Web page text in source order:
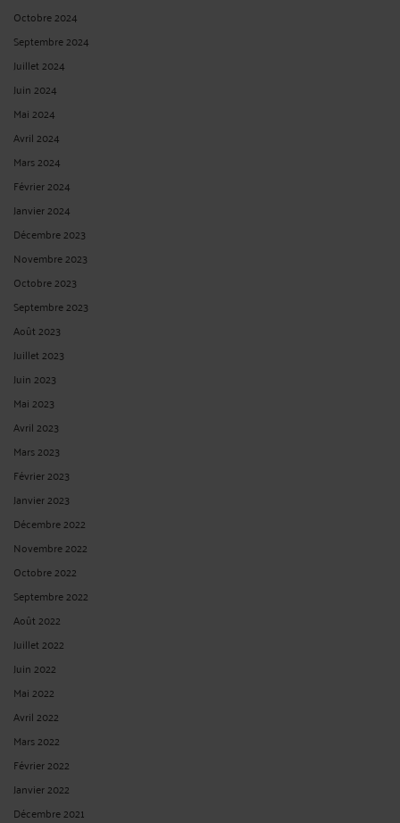
Octobre 2024
Septembre 2024
Juillet 2024
Juin 2024
Mai 2024
Avril 2024
Mars 2024
Février 2024
Janvier 2024
Décembre 2023
Novembre 2023
Octobre 2023
Septembre 2023
Août 2023
Juillet 2023
Juin 2023
Mai 2023
Avril 2023
Mars 2023
Février 2023
Janvier 2023
Décembre 2022
Novembre 2022
Octobre 2022
Septembre 2022
Août 2022
Juillet 2022
Juin 2022
Mai 2022
Avril 2022
Mars 2022
Février 2022
Janvier 2022
Décembre 2021